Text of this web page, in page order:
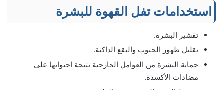
استخدامات تفل القهوة للبشرة
تقشير البشرة.
تقليل ظهور الحبوب والبقع الداكنة.
حماية البشرة من العوامل الخارجية نتيجة احتوائها على
مضادات الأكسدة.